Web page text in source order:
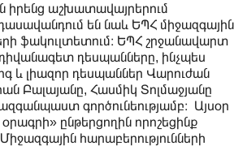
աշխատավայրերում
են նաև ԵՊՀ միջազգային
ֆակուլտետում։ ԵՊՀ շրջանավարտ
դեսպանները, ինչպես
և լիազոր դեսպաններ Վարուժան
Բալայանը, Հասմիկ Տոլմաջյանը
գործունեությամբ։ Այսօր
ընթերցողին որոշեցինք
հարաբերությունների